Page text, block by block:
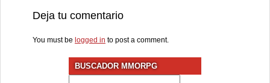
Deja tu comentario
You must be logged in to post a comment.
BUSCADOR MMORPG